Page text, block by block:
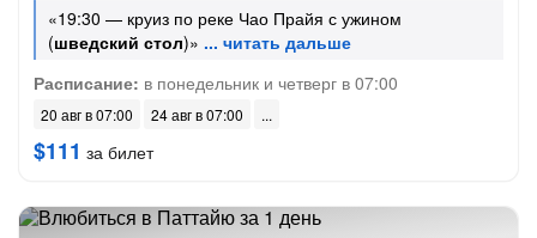
«19:30 — круиз по реке Чао Прайя с ужином
(шведский стол)»
Расписание: в понедельник и четверг в 07:00
20 авг в 07:00 24 авг в 07:00
$111 за билет